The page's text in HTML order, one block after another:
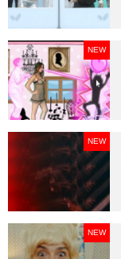
NEW
NEW
NEW